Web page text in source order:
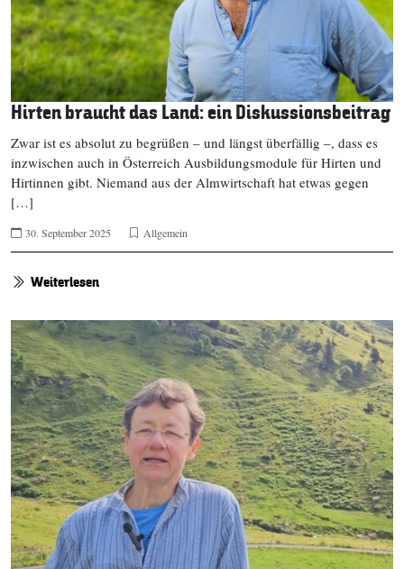
Hirten braucht das Land: ein Diskussionsbeitrag
Zwar ist es absolut zu begrüßen – und längst überfällig –, dass es
inzwischen auch in Österreich Ausbildungsmodule für Hirten und
Hirtinnen gibt. Niemand aus der Almwirtschaft hat etwas gegen
[…]
30. September 2025 Allgemein
Weiterlesen